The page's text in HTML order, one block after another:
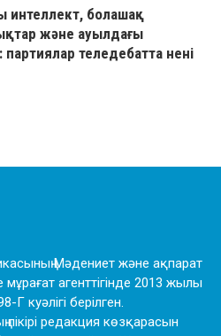
интеллект, болашақ
және ауылдағы
партиялар теледебатта нені
Мәдениет және ақпарат
мұрағат агенттігінде 2013 жылы
куәлігі берілген.
редакция көзқарасын